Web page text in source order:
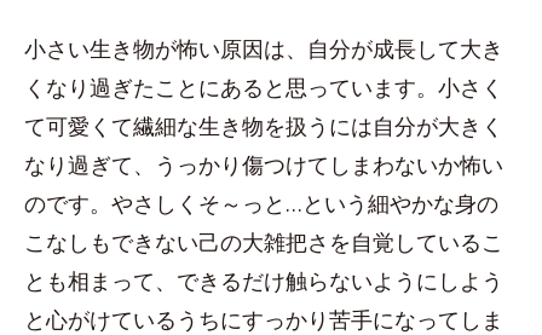
小さい生き物が怖い原因は、自分が成長して大き
くなり過ぎたことにあると思っています。小さく
て可愛くて繊細な生き物を扱うには自分が大きく
なり過ぎて、うっかり傷つけてしまわないか怖い
のです。やさしくそ～っと…という細やかな身の
こなしもできない己の大雑把さを自覚しているこ
とも相まって、できるだけ触らないようにしよう
と心がけているうちにすっかり苦手になってしま